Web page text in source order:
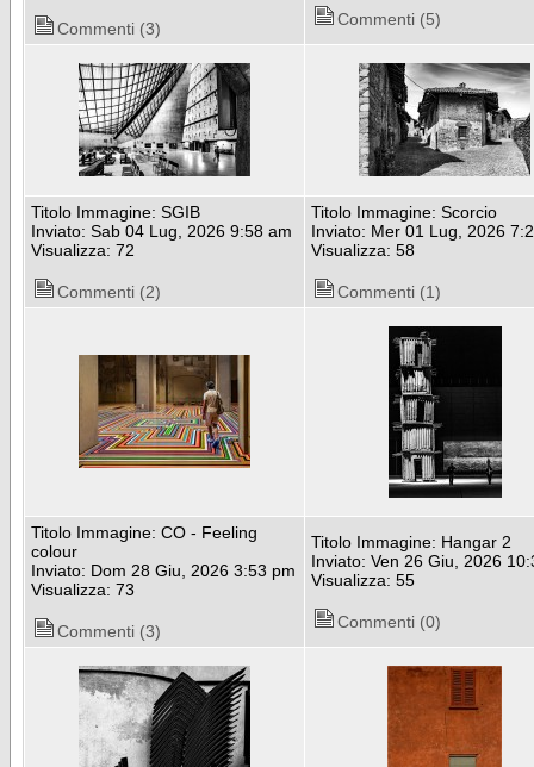
Commenti (3) Commenti (5)
Titolo Immagine: SGIB
Inviato: Sab 04 Lug, 2026 9:58 am
Visualizza: 72
Commenti (2)
Titolo Immagine: Scorcio
Inviato: Mer 01 Lug, 2026
Visualizza: 58
Commenti (1)
Titolo Immagine: CO - Feeling
colour
Inviato: Dom 28 Giu, 2026 3:53 pm
Visualizza: 73
Commenti (3)
Titolo Immagine: Hangar 2
Inviato: Ven 26 Giu, 2026
Visualizza: 55
Commenti (0)